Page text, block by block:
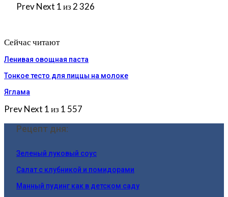
PrevNext 1 из 2 326
Сейчас читают
Ленивая овощная паста
Тонкое тесто для пиццы на молоке
Яглама
PrevNext 1 из 1 557
Рецепт дня:
Зеленый луковый соус
Салат с клубникой и помидорами
Манный пудинг как в детском саду